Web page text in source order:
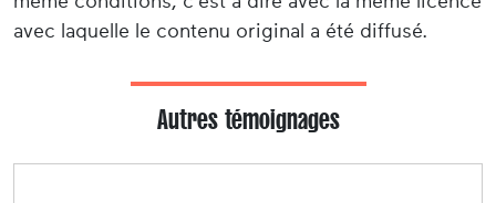
avec laquelle le contenu original a été diffusé.
Autres témoignages